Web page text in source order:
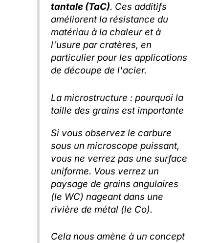
tantale (TaC). Ces additifs
améliorent la résistance du
matériau à la chaleur et à
l'usure par cratères, en
particulier pour les applications
de découpe de l'acier.
La microstructure : pourquoi la
taille des grains est importante
Si vous observez le carbure
sous un microscope puissant,
vous ne verrez pas une surface
uniforme. Vous verrez un
paysage de grains angulaires
(le WC) nageant dans une
rivière de métal (le Co).
Cela nous amène à un concept